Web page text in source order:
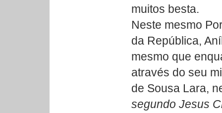
muitos besta.
Neste mesmo
da República,
mesmo que
através do seu
de Sousa Lara,
segundo Jesus